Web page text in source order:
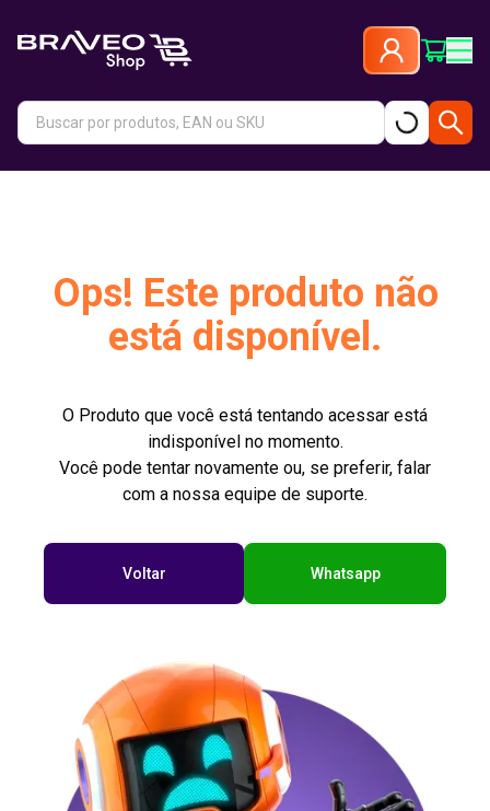
Ops! Este produto não
está disponível.
O Produto que você está tentando acessar está
indisponível no momento.
Você pode tentar novamente ou, se preferir, falar
com a nossa equipe de suporte.
Voltar Whatsapp